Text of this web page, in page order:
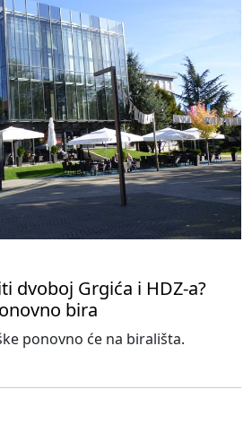
dvoboj Grgića i HDZ-a?
bira
ponovno će na birališta.